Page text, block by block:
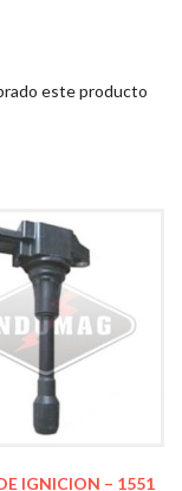
este producto
IGNICION – 1551